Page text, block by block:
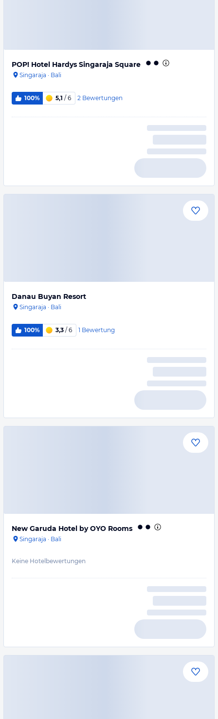
POP! Hotel Hardys Singaraja Square
Singaraja · Bali
100% 5,1 / 6 2 Bewertungen
Danau Buyan Resort
Singaraja · Bali
100% 3,3 / 6 1 Bewertung
New Garuda Hotel by OYO Rooms
Singaraja · Bali
Keine Hotelbewertungen